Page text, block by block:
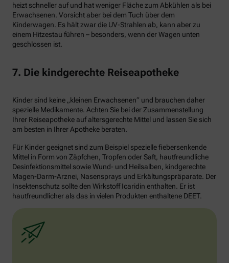
heizt schneller auf und hat weniger Fläche zum Abkühlen als bei
Erwachsenen. Vorsicht aber bei dem Tuch über dem
Kinderwagen. Es hält zwar die UV-Strahlen ab, kann aber zu
einem Hitzestau führen – besonders, wenn der Wagen unten
geschlossen ist.
7. Die kindgerechte Reiseapotheke
Kinder sind keine „kleinen Erwachsenen“ und brauchen daher
spezielle Medikamente. Achten Sie bei der Zusammenstellung
Ihrer Reiseapotheke auf altersgerechte Mittel und lassen Sie sich
am besten in Ihrer Apotheke beraten.
Für Kinder geeignet sind zum Beispiel spezielle fiebersenkende
Mittel in Form von Zäpfchen, Tropfen oder Saft, hautfreundliche
Desinfektionsmittel sowie Wund- und Heilsalben, kindgerechte
Magen-Darm-Arznei, Nasensprays und Erkältungspräparate. Der
Insektenschutz sollte den Wirkstoff Icaridin enthalten. Er ist
hautfreundlicher als das in vielen Produkten enthaltene DEET.